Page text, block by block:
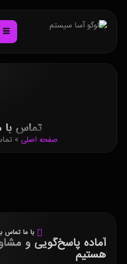
تماس با
صفحه اصلی »
با ما تماس
آماده پاسخ‌گویی و
هستیم